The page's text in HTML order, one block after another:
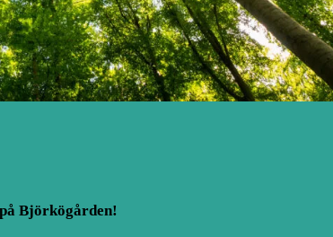
Björkögården!